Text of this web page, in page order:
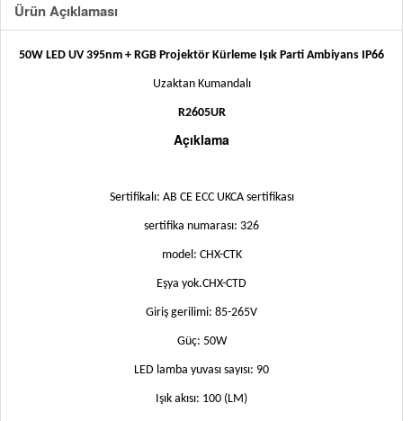
Ürün Açıklaması
50W LED UV 395nm + RGB Projektör Kürleme Işık Parti Ambiyans IP66
Uzaktan Kumandalı
R2605UR
Açıklama
Sertifikalı: AB CE ECC UKCA sertifikası
sertifika numarası: 326
model: CHX-CTK
Eşya yok.CHX-CTD
Giriş gerilimi: 85-265V
Güç: 50W
LED lamba yuvası sayısı: 90
Işık akısı: 100 (LM)